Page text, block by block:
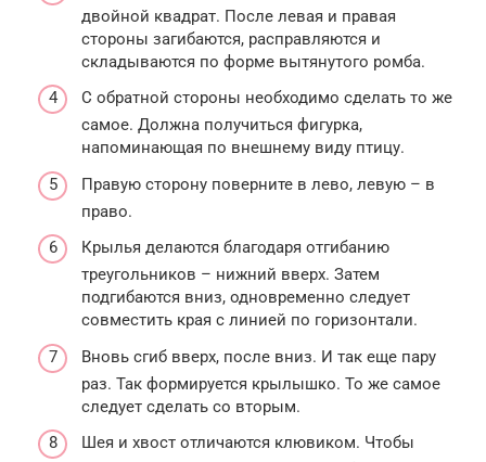
двойной квадрат. После левая и правая
стороны загибаются, расправляются и
складываются по форме вытянутого ромба.
С обратной стороны необходимо сделать то же
самое. Должна получиться фигурка,
напоминающая по внешнему виду птицу.
Правую сторону поверните в лево, левую – в
право.
Крылья делаются благодаря отгибанию
треугольников – нижний вверх. Затем
подгибаются вниз, одновременно следует
совместить края с линией по горизонтали.
Вновь сгиб вверх, после вниз. И так еще пару
раз. Так формируется крылышко. То же самое
следует сделать со вторым.
Шея и хвост отличаются клювиком. Чтобы